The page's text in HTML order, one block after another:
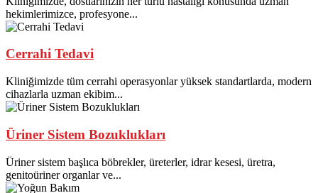
hekimlerimizce, profesyone...
Cerrahi Tedavi
Kliniğimizde tüm cerrahi operasyonlar yüksek standartlarda, modern
cihazlarla uzman ekibim...
Üriner Sistem Bozuklukları
Üriner sistem başlıca böbrekler, üreterler, idrar kesesi, üretra,
genitoüriner organlar ve...